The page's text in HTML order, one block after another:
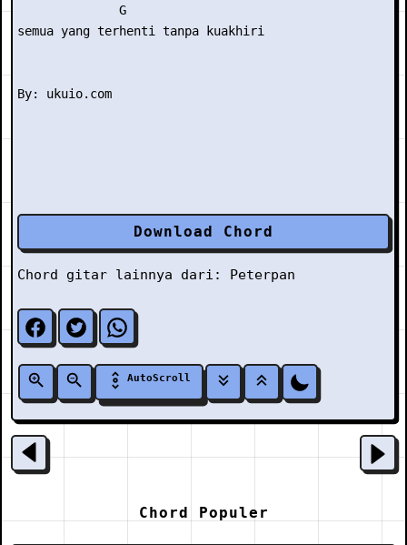
              G
semua yang terhenti tanpa kuakhiri
Download Chord
Chord gitar lainnya dari: Peterpan
AutoScroll
Chord Populer